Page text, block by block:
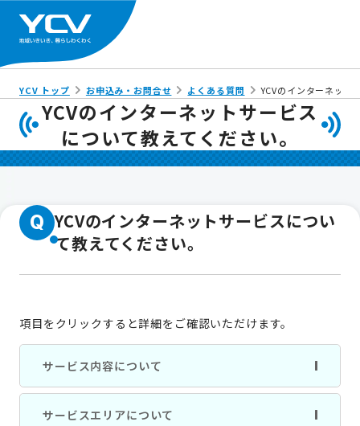
YCV トップ お申込み・お問合せ よくある質問 YCVのインターネット
YCVのインターネットサービス
について教えてください。
Q YCVのインターネットサービスについ
て教えてください。
項目をクリックすると詳細をご確認いただけます。
サービス内容について
サービスエリアについて